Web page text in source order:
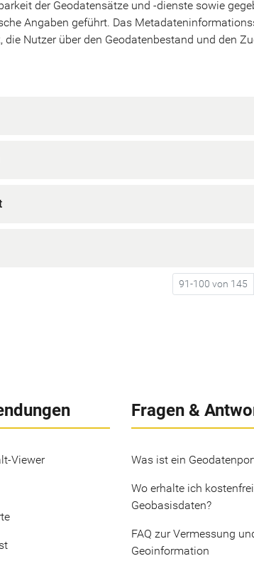
der Geodatensätze und -dienste sowie
Angaben geführt. Das
die Nutzer über den Geodatenbestand und den
91-100 von 145
Viewer
Fragen &
Was ist ein
Wo erhalte ich
Geobasisdaten?
FAQ zur Vermessung
Geoinformation